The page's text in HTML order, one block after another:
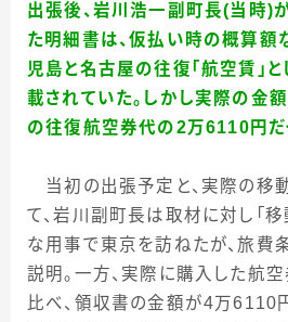
出張後、岩川浩一副町長(当時)
た明細書は、仮払い時の概算額
児島と名古屋の往復「航空賃」
載されていた。しかし実際の金
の往復航空券代の2万6110円だ
当初の出張予定と、実際の移
て、岩川副町長は取材に対し「
な用事で東京を訪ねたが、旅費
説明。一方、実際に購入した航
比べ、領収書の金額が4万6110